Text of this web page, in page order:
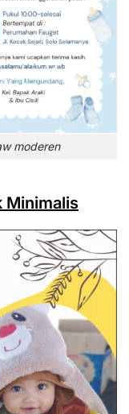
moderen
Minimalis